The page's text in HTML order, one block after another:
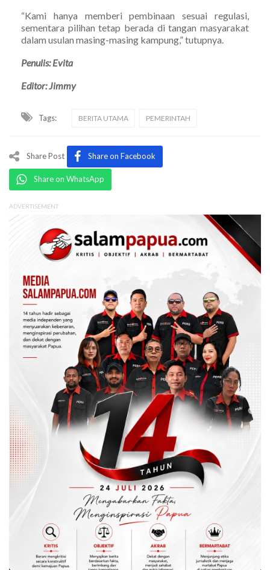
“Kami hanya memberi pembinaan sesuai regulasi,
sementara pilihan tetap berada di tangan masyarakat
dalam usulan masing-masing kampung,” tutupnya.
Penulis: Evita
Editor: Jimmy
Tags: BERITA UTAMA PEMERINTAH
Share Post Share on Facebook
Share on WhatsApp
ADVERTISEMENT